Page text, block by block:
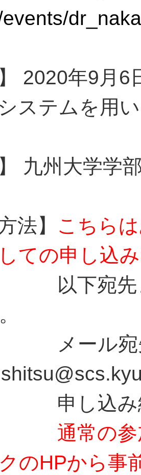
】 2020年9月
ステムを用
】 九州大学学
法】 こちら
ての申し込
先までE
ル宛
み締め
通常の
のHPから事